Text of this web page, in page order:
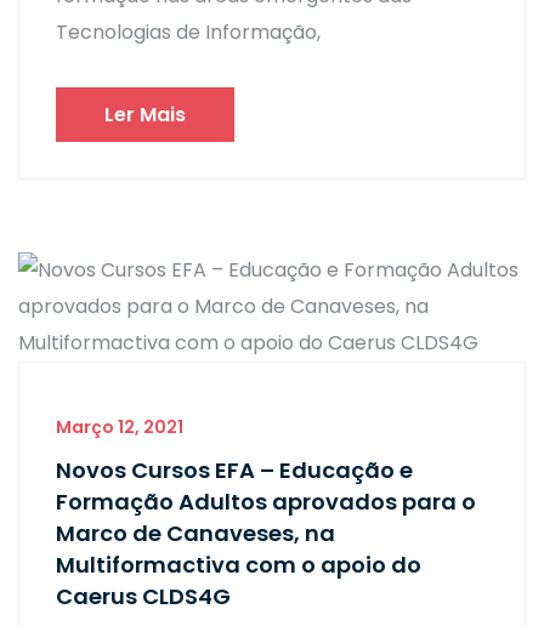
Tecnologias de Informação,
Ler Mais
Março 12, 2021
Novos Cursos EFA – Educação e
Formação Adultos aprovados para o
Marco de Canaveses, na
Multiformactiva com o apoio do
Caerus CLDS4G